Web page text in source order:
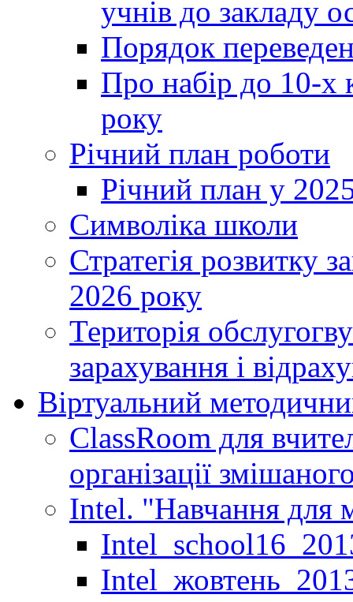
учнів до закладу
Порядок
Про набір до 10-х
року
Річний план роботи
Річний план у
Символіка школи
Стратегія розвитку
2026 року
Територія
зарахування і
Віртуальний
ClassRoom для
організації
Intel. "Навчання для